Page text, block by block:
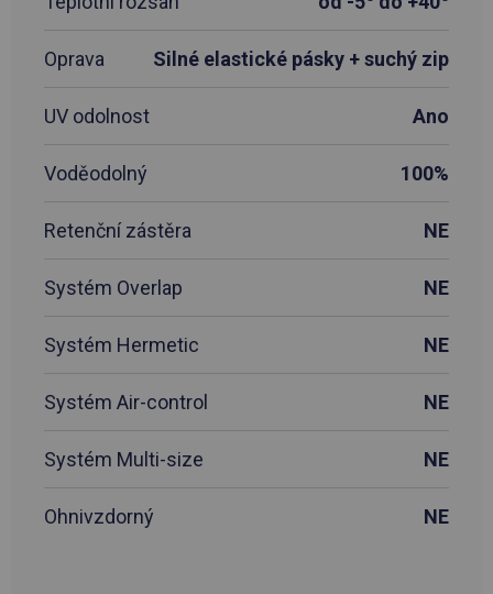
Oprava Silné elastické pásky + suchý zip
UV odolnost Ano
Voděodolný 100%
Retenční zástěra NE
Systém Overlap NE
Systém Hermetic NE
Systém Air-control NE
Systém Multi-size NE
Ohnivzdorný NE